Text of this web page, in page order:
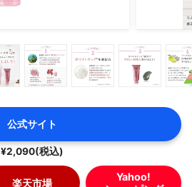
公式サイト
¥2,090(税込)
楽天市場
Yahoo!